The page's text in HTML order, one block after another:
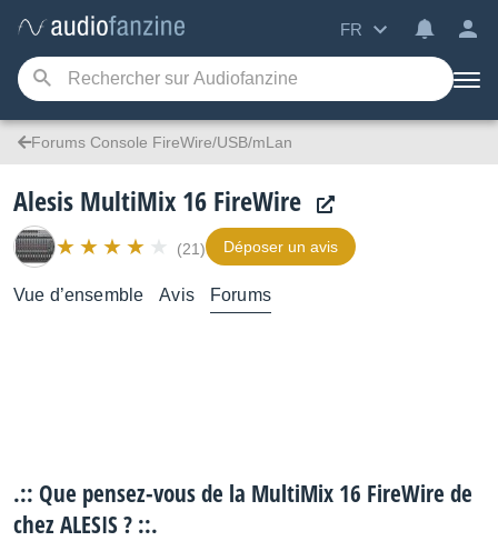
FR
Forums Console FireWire/USB/mLan
Alesis MultiMix 16 FireWire
(21) Déposer un avis
Vue d’ensemble Avis Forums
.:: Que pensez-vous de la MultiMix 16 FireWire de
chez ALESIS ? ::.